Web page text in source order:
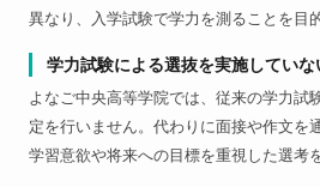
異なり、入学試験で学力を測ることを目
学力試験による選抜を実施していな
よなご中央高等学院では、従来の学力試
定を行いません。代わりに面接や作文を
学習意欲や将来への目標を重視した選考